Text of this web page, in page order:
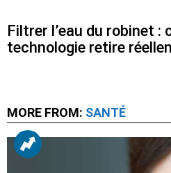
Filtrer l’eau du robinet :
technologie retire
MORE FROM: SANTÉ